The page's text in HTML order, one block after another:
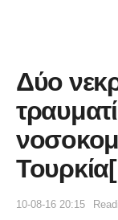
Δύο
10-08-16 20:15